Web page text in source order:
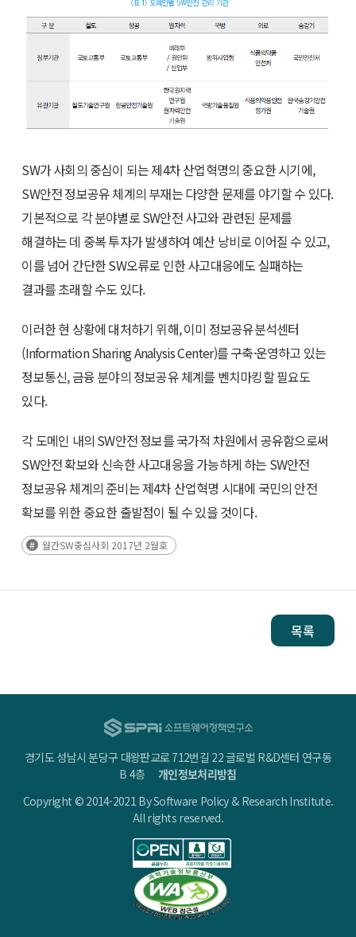
SW가 사회의 중심이 되는 제4차 산업혁명의 중요한 시기에,
SW안전 정보공유 체계의 부재는 다양한 문제를 야기할 수 있다.
기본적으로 각 분야별로 SW안전 사고와 관련된 문제를
해결하는 데 중복 투자가 발생하여 예산 낭비로 이어질 수 있고,
이를 넘어 간단한 SW오류로 인한 사고대응에도 실패하는
결과를 초래할 수도 있다.
이러한 현 상황에 대처하기 위해, 이미 정보공유분석센터
(Information Sharing Analysis Center)를 구축·운영하고 있는
정보통신, 금융 분야의 정보공유 체계를 벤치마킹할 필요도
있다.
각 도메인 내의 SW안전 정보를 국가적 차원에서 공유함으로써
SW안전 확보와 신속한 사고대응을 가능하게 하는 SW안전
정보공유 체계의 준비는 제4차 산업혁명 시대에 국민의 안전
확보를 위한 중요한 출발점이 될 수 있을 것이다.
월간SW중심사회 2017년 2월호
목록
경기도 성남시 분당구 대왕판교로 712번길 22 글로벌 R&D센터 연구동
B 4층개인정보처리방침
Copyright © 2014-2021 By Software Policy & Research Institute.
All rights reserved.